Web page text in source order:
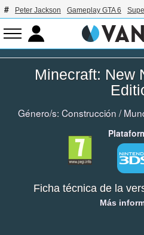
Peter Jackson Gameplay GTA 6
Minecraft: New
Género/s: Construcción /
Ficha técnica de la
Más